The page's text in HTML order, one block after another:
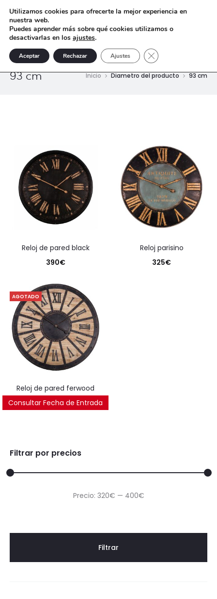
93 cm Inicio Diametro del producto 93 cm
reloj de pared black
390€
reloj parisino
325€
AGOTADO
reloj de pared ferwood
395€
Consultar Fecha de Entrada
Filtrar por precios
Precio
Precio
Filtrar
Precio: 320€ — 400€
Utilizamos cookies para ofrecerte la mejor experiencia en
nuestra web.
Puedes aprender más sobre qué cookies utilizamos o
desactivarlas en los ajustes.
Aceptar Rechazar Ajustes Cerrar el banner de